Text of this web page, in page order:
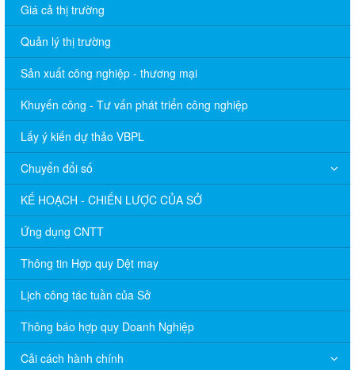
Giá cả thị trường
Quản lý thị trường
Sản xuất công nghiệp - thương mại
Khuyến công - Tư vấn phát triển công nghiệp
Lấy ý kiến dự thảo VBPL
Chuyển đổi số
KẾ HOẠCH - CHIẾN LƯỢC CỦA SỞ
Ứng dụng CNTT
Thông tin Hợp quy Dệt may
Lịch công tác tuần của Sở
Thông báo hợp quy Doanh Nghiệp
Cải cách hành chính